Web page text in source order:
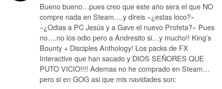
Bueno bueno…pues creo que este año sera el que NO
compre nada en Steam….y direis «¿estas loco?»
«¿Odias a PC Jesús y a Gave el nuevo Profeta?» Pues
no….no los odio pero a Andresito si…y mucho!! King’s
Bounty + Disciples Anthology! Los packs de FX
Interactive que han sacado y DIOS SEÑORES QUE
PUTO VICIO!!!! Ademas no he comprado en Steam…
pero si en GOG asi que mis navidades son: